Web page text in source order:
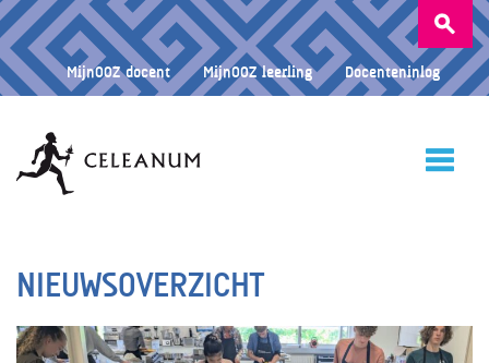
Zoeken
naar:
MijnOOZ docent MijnOOZ leerling Docenteninlog
CELEANUM
NIEUWSOVERZICHT